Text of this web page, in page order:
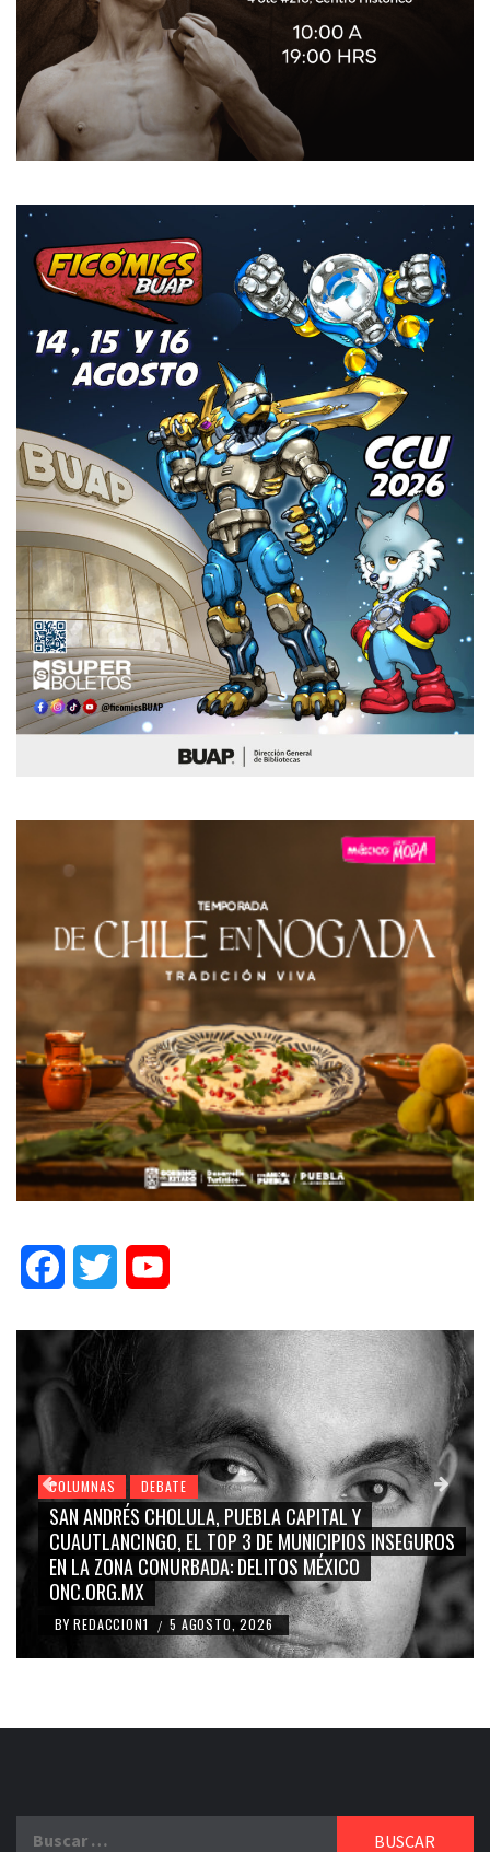
FacebookTwitter
COLUMNAS DEBATE
SAN ANDRÉS CHOLULA, PUEBLA CAPITAL Y
CUAUTLANCINGO, EL TOP 3 DE MUNICIPIOS INSEGUROS
EN LA ZONA CONURBADA: DELITOS MÉXICO
ONC.ORG.MX
BY REDACCION1 / 5 AGOSTO, 2026